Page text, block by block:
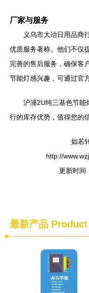
厂家与服务
义乌市大冶日用品商
优质服务著称。他们不仅
完善的售后服务，确保客
节能灯感兴趣，可通过官
沪浦2U纯三基色节能
行的库存优势，值得您的
如若
http://
更新时间
最新产品 Product